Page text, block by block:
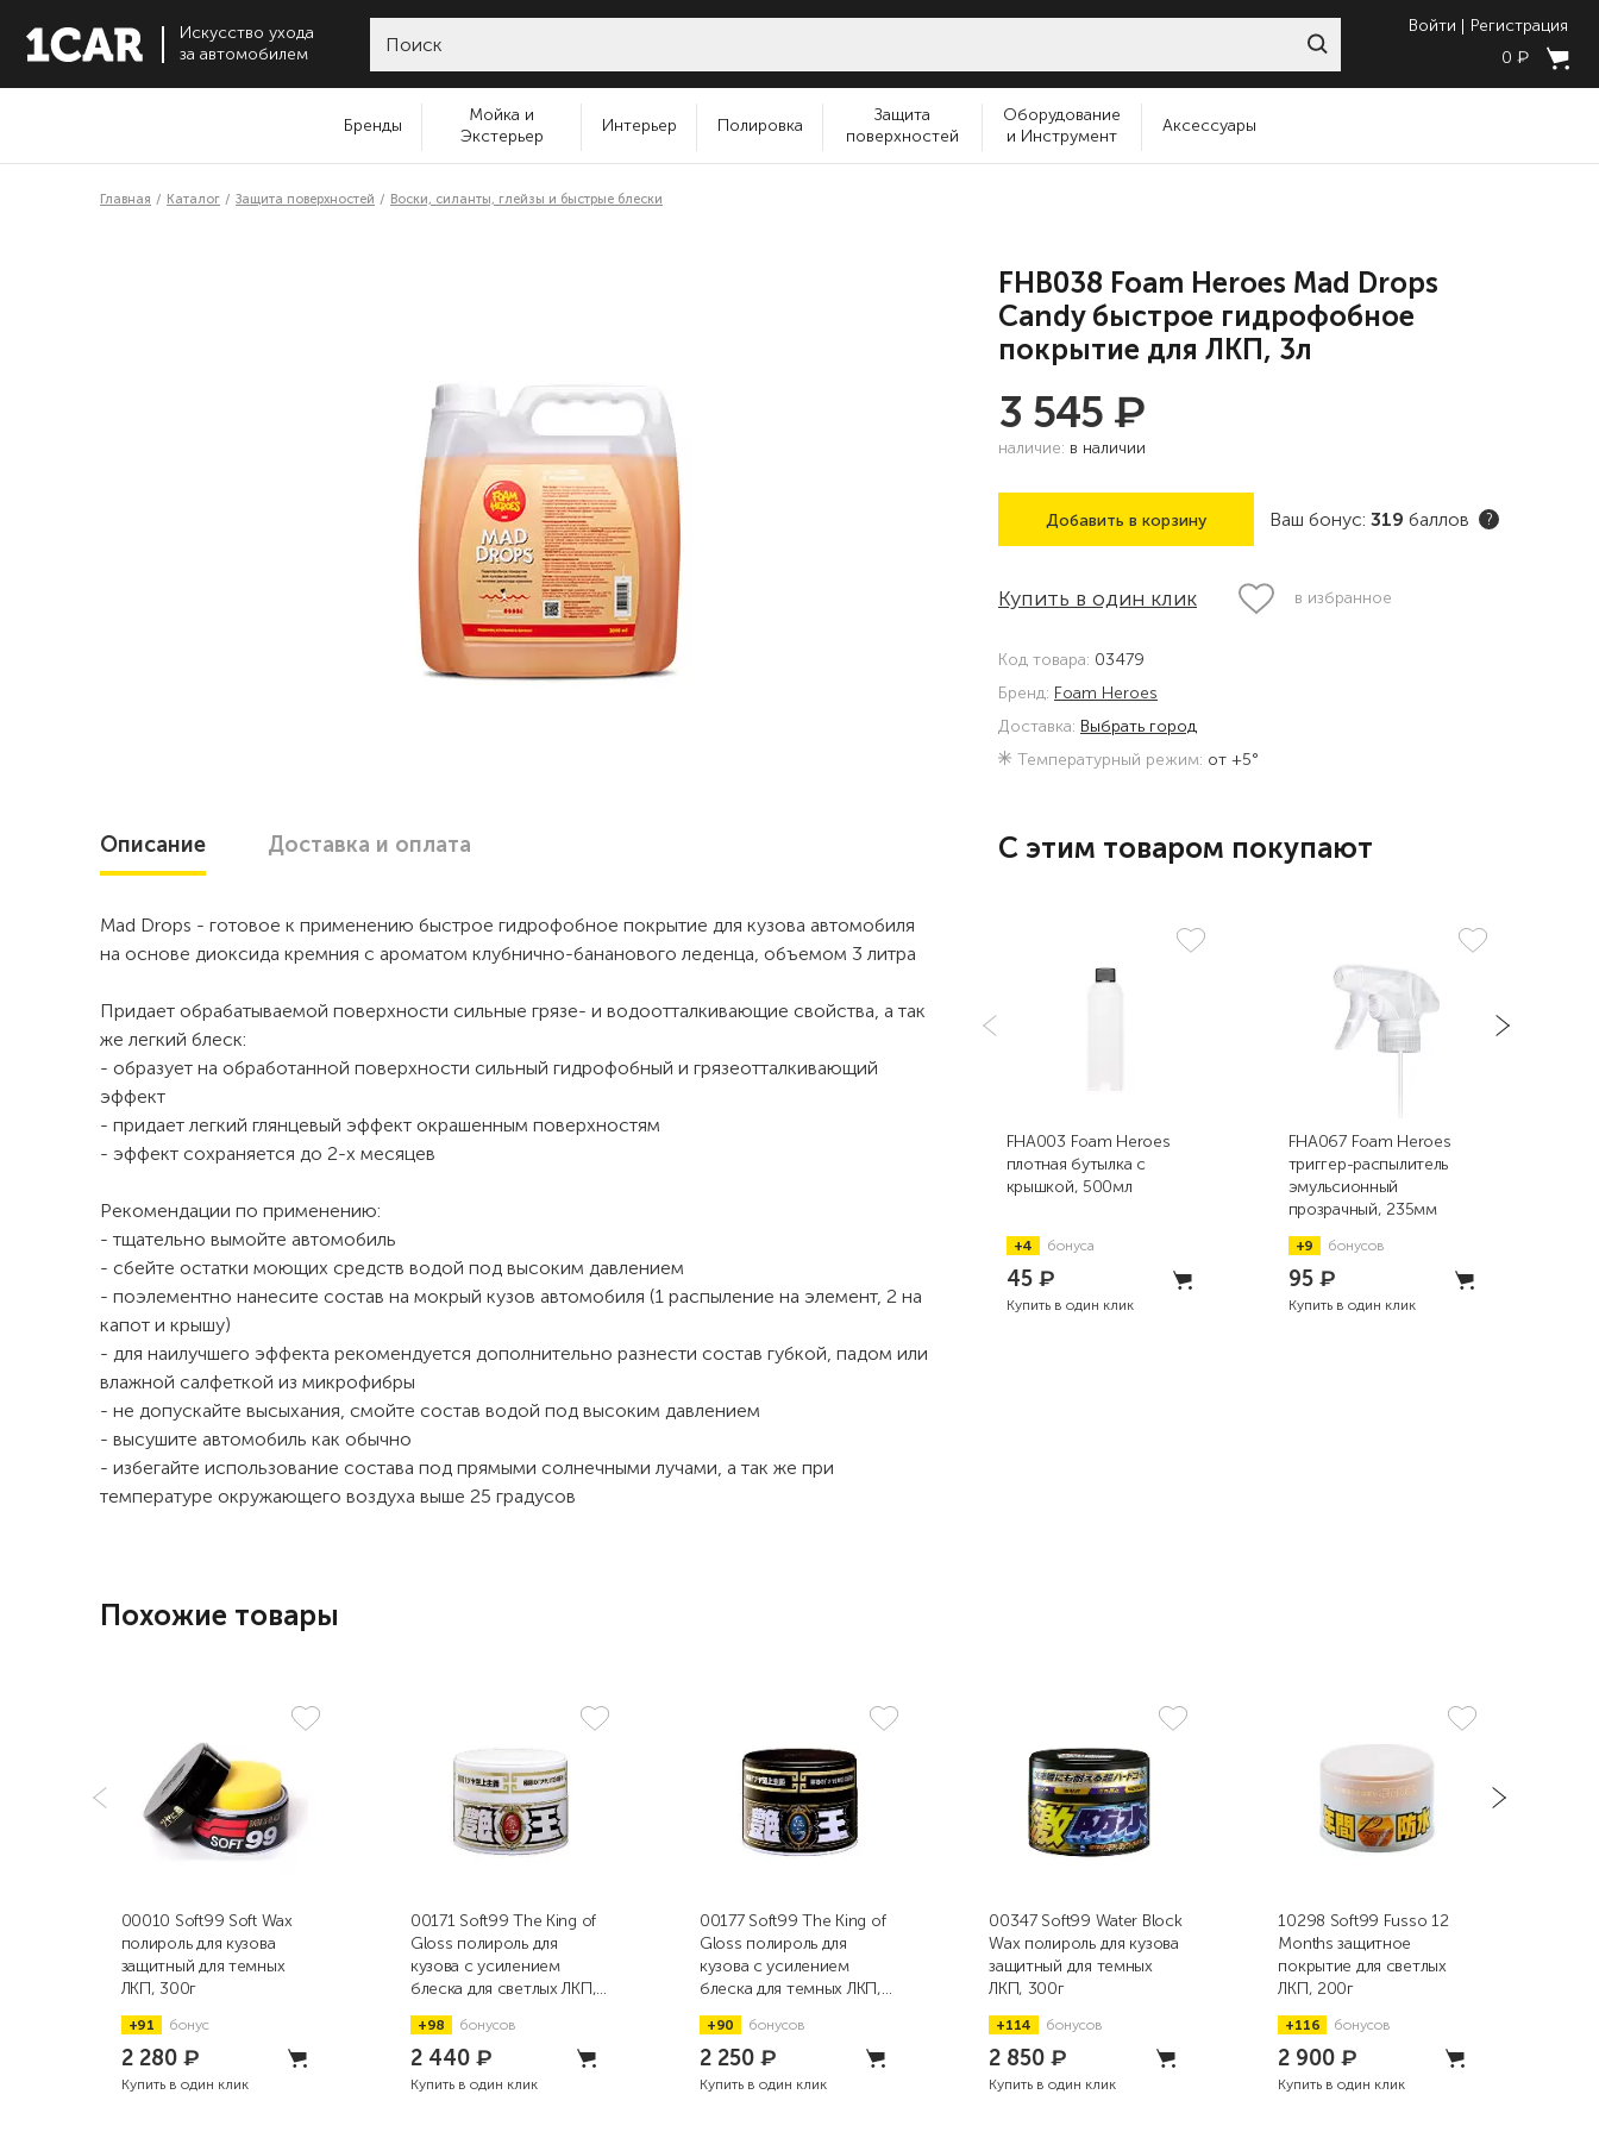
Искусство ухода
за автомобилем
Войти
Регистрация
0 ₽
Бренды
Мойка и
Экстерьер
Интерьер Полировка
Защита
поверхностей
Оборудование
и Инструмент
Аксессуары
Главная Каталог Защита поверхностей Воски, силанты, глейзы и быстрые блески
FHB038 Foam Heroes Mad Drops
Candy быстрое гидрофобное
покрытие для ЛКП, 3л
3 545 ₽
наличие: в наличии
Добавить в корзину Ваш бонус: 319 баллов ?
Купить в один клик в избранное
Код товара: 03479
Бренд: Foam Heroes
Доставка: Выбрать город
Температурный режим: от +5°
Описание Доставка и оплата
Mad Drops - готовое к применению быстрое гидрофобное покрытие для кузова автомобиля
на основе диоксида кремния с ароматом клубнично-бананового леденца, объемом 3 литра
Придает обрабатываемой поверхности сильные грязе- и водоотталкивающие свойства, а так
же легкий блеск:
- образует на обработанной поверхности сильный гидрофобный и грязеотталкивающий
эффект
- придает легкий глянцевый эффект окрашенным поверхностям
- эффект сохраняется до 2-х месяцев
Рекомендации по применению:
- тщательно вымойте автомобиль
- сбейте остатки моющих средств водой под высоким давлением
- поэлементно нанесите состав на мокрый кузов автомобиля (1 распыление на элемент, 2 на
капот и крышу)
- для наилучшего эффекта рекомендуется дополнительно разнести состав губкой, падом или
влажной салфеткой из микрофибры
- не допускайте высыхания, смойте состав водой под высоким давлением
- высушите автомобиль как обычно
- избегайте использование состава под прямыми солнечными лучами, а так же при
температуре окружающего воздуха выше 25 градусов
С этим товаром покупают
FHA003 Foam Heroes
плотная бутылка с
крышкой, 500мл
+4 бонуса
45 ₽
Купить в один клик
FHA067 Foam Heroes
триггер-распылитель
эмульсионный
прозрачный, 235мм
+9 бонусов
95 ₽
Купить в один клик
Похожие товары
00010 Soft99 Soft Wax
полироль для кузова
защитный для темных
ЛКП, 300г
+91 бонус
2 280 ₽
Купить в один клик
00171 Soft99 The King of
Gloss полироль для
кузова с усилением
блеска для светлых ЛКП,
300г
+98 бонусов
2 440 ₽
Купить в один клик
00177 Soft99 The King of
Gloss полироль для
кузова с усилением
блеска для темных ЛКП,
300г
+90 бонусов
2 250 ₽
Купить в один клик
00347 Soft99 Water Block
Wax полироль для кузова
защитный для темных
ЛКП, 300г
+114 бонусов
2 850₽
Купить в один клик
10298 Soft99 Fusso 12
Months защитное
покрытие для светлых
ЛКП, 200г
+116 бонусов
2 900₽
Купить в один клик